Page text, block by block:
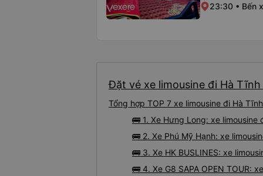
23:30 • Bến
Đặt vé xe limousine đi Hà
Tổng hợp TOP 7 xe limousine đi Hà
🚌 1. Xe Hưng Long: xe
🚌 2. Xe Phú Mỹ Hạnh: xe
🚌 3. Xe HK BUSLINES: xe
🚌 4. Xe G8 SAPA OPEN TOUR: